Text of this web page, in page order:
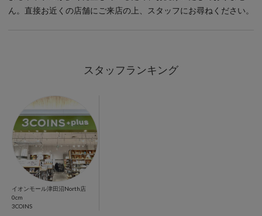
スタッフランキング
イオンモール津田沼North店
0cm
3COINS